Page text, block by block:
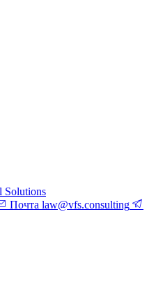
Solutions
Почта law@vfs.consulting